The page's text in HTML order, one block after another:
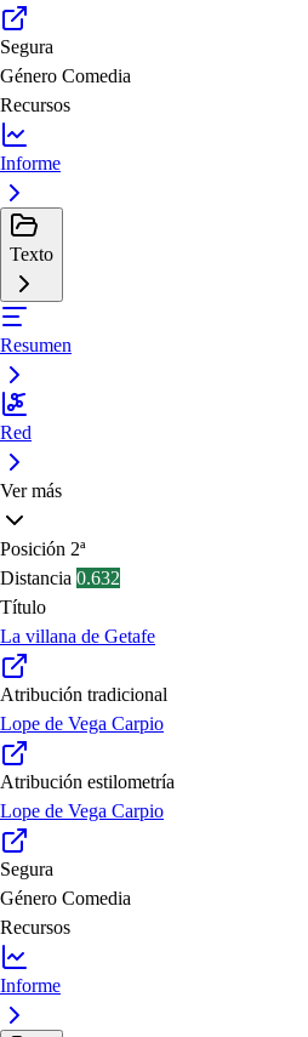
Segura
Género Comedia
Recursos
Informe
Texto
Resumen
Red
Ver más
Posición 2ª
Distancia 0.632
Título
La villana de Getafe
Atribución tradicional
Lope de Vega Carpio
Atribución estilometría
Lope de Vega Carpio
Segura
Género Comedia
Recursos
Informe